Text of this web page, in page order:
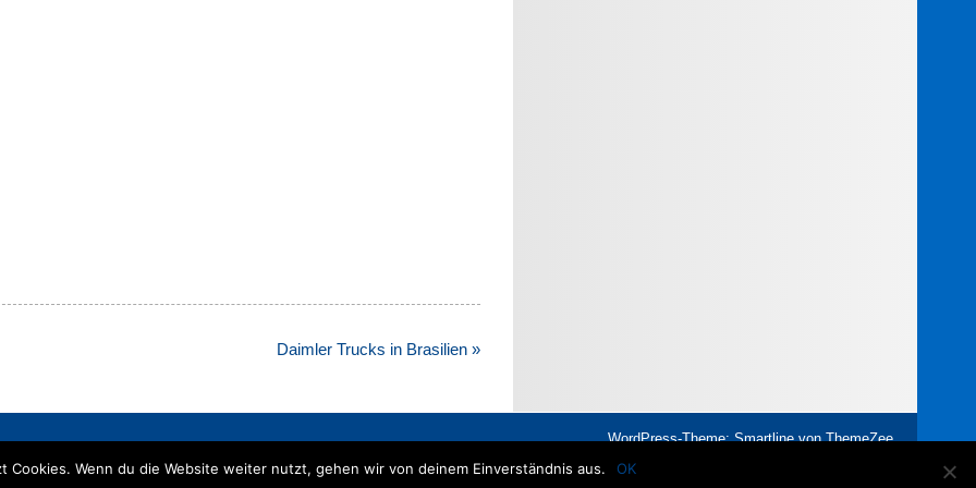
Daimler Trucks in Brasilien »
WordPress-Theme: Smartline von ThemeZee.
Cookies. Wenn du die Website weiter nutzt, gehen wir von deinem Einverständnis aus. OK